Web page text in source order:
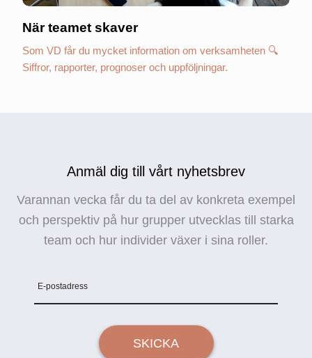
När teamet skaver
Som VD får du mycket information om verksamheten 🔍
Siffror, rapporter, prognoser och uppföljningar.
Anmäl dig till vårt nyhetsbrev
Varannan vecka får du ta del av konkreta exempel
och perspektiv på hur grupper utvecklas till starka
team och hur individer växer i sina roller.
E-postadress
SKICKA